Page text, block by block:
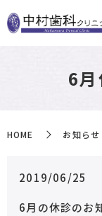
6
HOME お知らせ
2019/06/25
6月の休診のお